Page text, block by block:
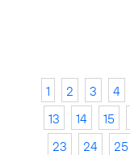
1 2 3 4
13
14 15
23
24 25